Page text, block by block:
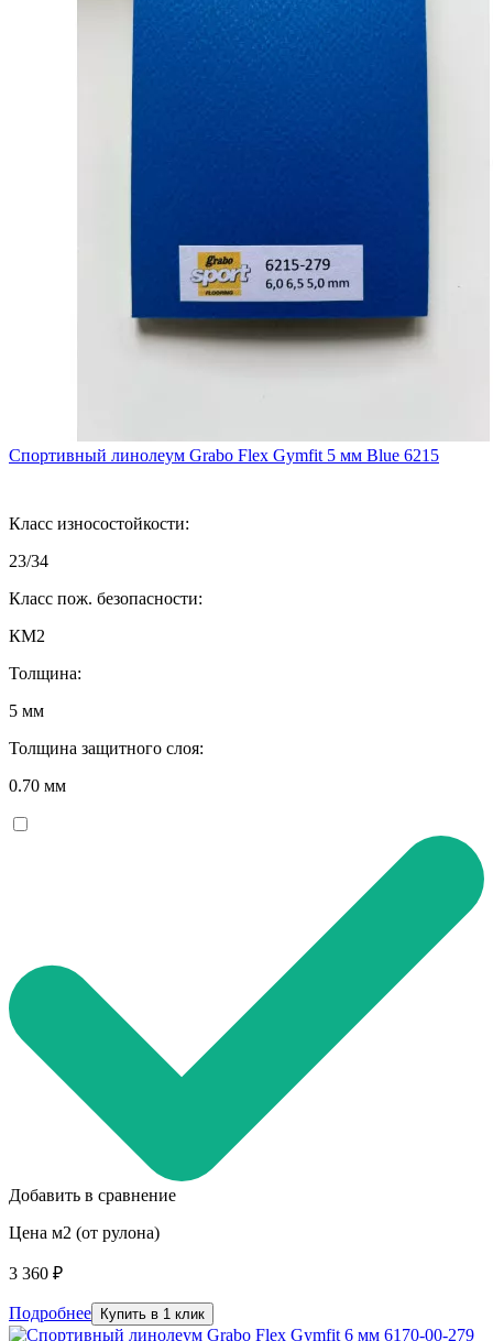
Спортивный линолеум Grabo Flex Gymfit 5 мм Blue 6215
Класс износостойкости:
23/34
Класс пож. безопасности:
КМ2
Толщина:
5 мм
Толщина защитного слоя:
0.70 мм
Добавить в сравнение
Цена м2 (от рулона)
3 360 ₽
Подробнее Купить в 1 клик